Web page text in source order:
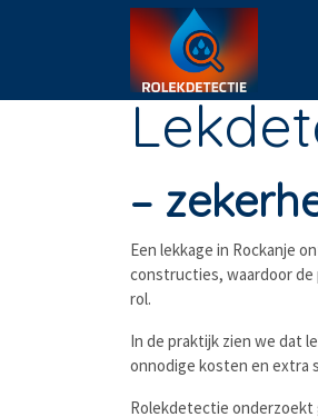
–
Een lekkage in Rockanje
constructies, waardoor de
rol.
In de praktijk zien we dat
onnodige kosten en extra
Rolekdetectie onderzoekt